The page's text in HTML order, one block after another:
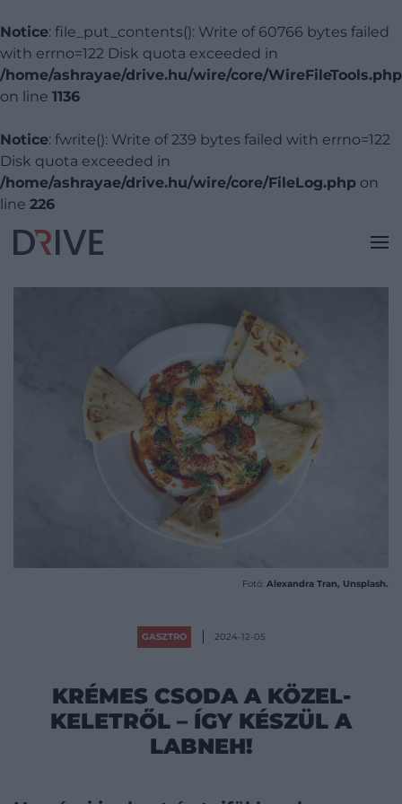
Notice: file_put_contents(): Write of 60766 bytes failed
with errno=122 Disk quota exceeded in
/home/ashrayae/drive.hu/wire/core/WireFileTools.php
on line 1136
Notice: fwrite(): Write of 239 bytes failed with errno=122
Disk quota exceeded in
/home/ashrayae/drive.hu/wire/core/FileLog.php on
line 226
Fotó: Alexandra Tran, Unsplash.
GASZTRO 2024-12-05
KRÉMES CSODA A KÖZEL-
KELETRŐL – ÍGY KÉSZÜL A
LABNEH!